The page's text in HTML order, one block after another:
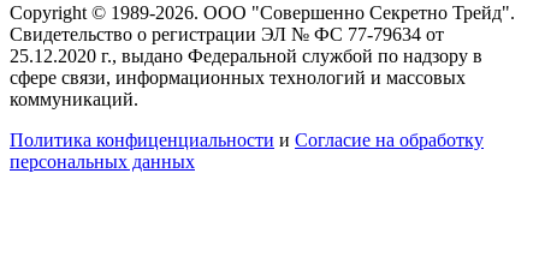
Copyright © 1989-2026. ООО "Совершенно Секретно Трейд".
Свидетельство о регистрации ЭЛ № ФС 77-79634 от
25.12.2020 г., выдано Федеральной службой по надзору в
сфере связи, информационных технологий и массовых
коммуникаций.
Политика конфиценциальности и Согласие на обработку
персональных данных